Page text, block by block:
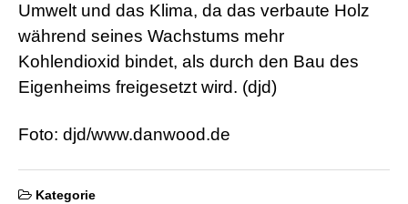
Umwelt und das Klima, da das verbaute Holz
während seines Wachstums mehr
Kohlendioxid bindet, als durch den Bau des
Eigenheims freigesetzt wird. (djd)
Foto: djd/www.danwood.de
Kategorie